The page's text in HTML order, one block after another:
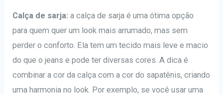
Calça de sarja: a calça de sarja é uma ótima opção
para quem quer um look mais arrumado, mas sem
perder o conforto. Ela tem um tecido mais leve e macio
do que o jeans e pode ter diversas cores. A dica é
combinar a cor da calça com a cor do sapatênis, criando
uma harmonia no look. Por exemplo, se você usar uma